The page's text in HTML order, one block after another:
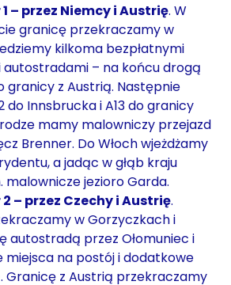
– przez Niemcy i Austrię. W
granicę przekraczamy w
kilkoma bezpłatnymi
autostradami – na końcu drogą
granicy z Austrią. Następnie
do Innsbrucka i A13 do granicy
mamy malowniczy przejazd
Brenner. Do Włoch wjeżdżamy
a jadąc w głąb kraju
malownicze jezioro Garda.
– przez Czechy i Austrię.
w Gorzyczkach i
autostradą przez Ołomuniec i
miejsca na postój i dodatkowe
Granicę z Austrią przekraczamy